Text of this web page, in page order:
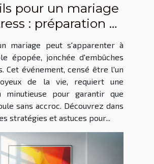
pour un mariage
: préparation et
gestion
mariage peut s'apparenter à
épopée, jonchée d'embûches
Cet événement, censé être l'un
de la vie, requiert une
minutieuse pour garantir que
sans accroc. Découvrez dans
stratégies et astuces pour...